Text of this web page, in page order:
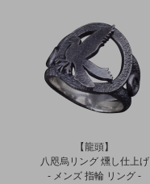
【龍頭】
八咫烏リング 燻し仕上げ
- メンズ 指輪 リング -